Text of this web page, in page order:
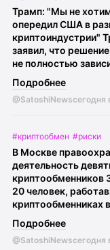
Криптокарта | eSIM
Трамп: "Мы не
опередил США в
криптоиндустрии"
заявил, что
не полностью
Уорша, добавив, что
критиковать.
главное о крипте
Подробнее
@SatoshiNewsсегодня
#криптообмен #риски
В Москве
деятельность
криптообменников
20 человек,
криптообменниках
По данным ФСБ,
украинские колл-
легализовывали
Подробнее
@SatoshiNewsсегодня